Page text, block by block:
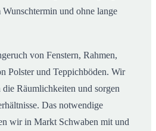
und ohne lange
von Fenstern, Rahmen,
Polster und Teppichböden. Wir
Räumlichkeiten und sorgen
Das notwendige
wir in Markt Schwaben mit und